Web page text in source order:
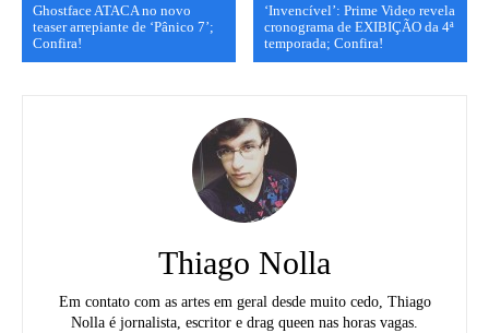
Ghostface ATACA no novo
teaser arrepiante de ‘Pânico 7’;
Confira!
‘Invencível’: Prime Video revela
cronograma de EXIBIÇÃO da 4ª
temporada; Confira!
Thiago Nolla
Em contato com as artes em geral desde muito cedo, Thiago
Nolla é jornalista, escritor e drag queen nas horas vagas.